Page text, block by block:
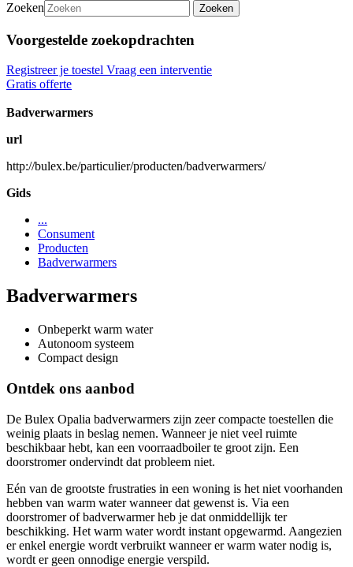
Zoeken
Zoeken
Voorgestelde zoekopdrachten
Registreer je toestel Vraag een interventie
Gratis offerte
Badverwarmers
url
http://bulex.be/particulier/producten/badverwarmers/
Gids
...
Consument
Producten
Badverwarmers
Badverwarmers
Onbeperkt warm water
Autonoom systeem
Compact design
Ontdek ons aanbod
De Bulex Opalia badverwarmers zijn zeer compacte toestellen die
weinig plaats in beslag nemen. Wanneer je niet veel ruimte
beschikbaar hebt, kan een voorraadboiler te groot zijn. Een
doorstromer ondervindt dat probleem niet.
Eén van de grootste frustraties in een woning is het niet voorhanden
hebben van warm water wanneer dat gewenst is. Via een
doorstromer of badverwarmer heb je dat onmiddellijk ter
beschikking. Het warm water wordt instant opgewarmd. Aangezien
er enkel energie wordt verbruikt wanneer er warm water nodig is,
wordt er geen onnodige energie verspild.